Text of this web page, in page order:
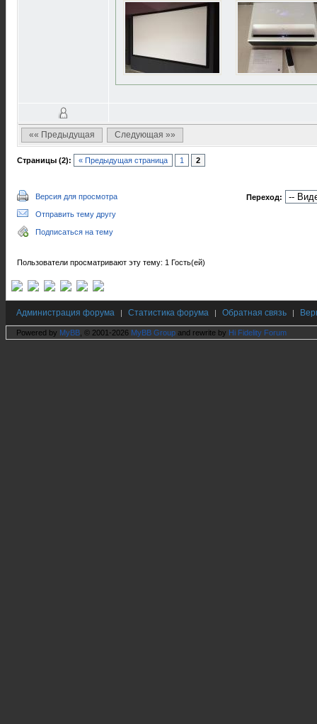
«« Предыдущая Следующая »»
Страницы (2): « Предыдущая страница 1 2
Версия для просмотра
Отправить тему другу
Подписаться на тему
Переход:
Пользователи просматривают эту тему: 1 Гость(ей)
Администрация форума | Статистика форума | Обратная связь |
Powered by MyBB , © 2001-2026 MyBB Group and rewrite by Hi Fidelity Forum